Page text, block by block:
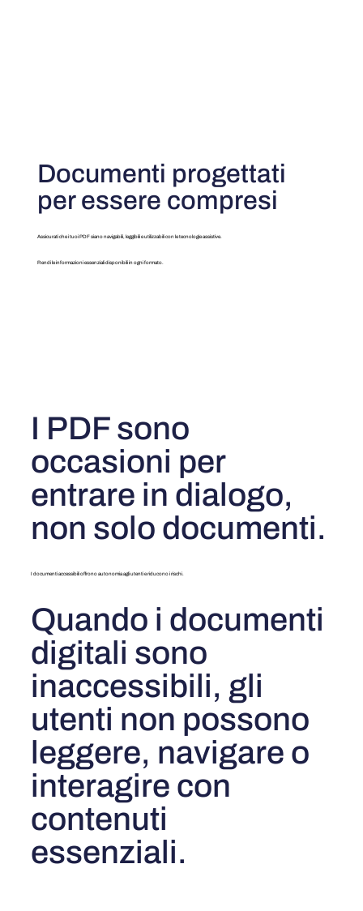
Documenti progettati
per essere compresi
Assicurati che i tuoi PDF siano navigabili, leggibili e utilizzabili con le tecnologie assistive.
Rendi le informazioni essenziali disponibili in ogni formato.
I PDF sono
occasioni per
entrare in dialogo,
non solo documenti.
I documenti accessibili offrono autonomia agli utenti e riducono i rischi.
Quando i documenti
digitali sono
inaccessibili, gli
utenti non possono
leggere, navigare o
interagire con
contenuti
essenziali.